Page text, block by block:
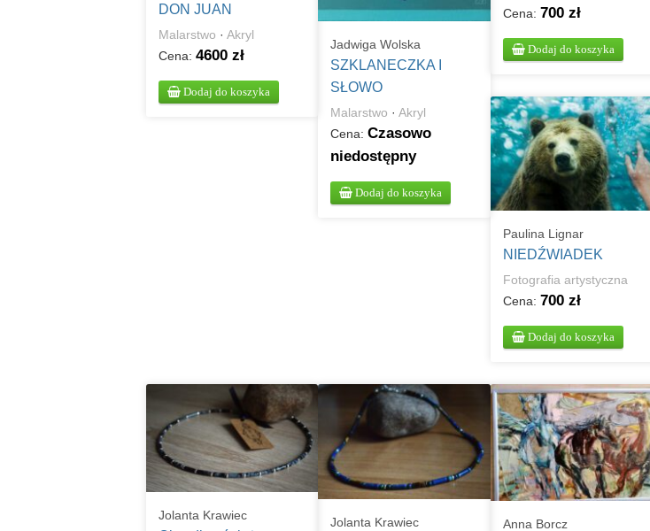
DON JUAN
Malarstwo · Akryl
Cena: 4600 zł
Dodaj do koszyka
Jadwiga Wolska
SZKLANECZKA I
SŁOWO
Malarstwo ·Akryl
Cena:Czasowo
niedostępny
Dodaj do koszyka
Cena:700 zł
Dodaj do koszyka
Paulina Lignar
NIEDŹWIADEK
Fotografia artystyczna
Cena:700 zł
Dodaj do koszyka
Jolanta Krawiec Jolanta Krawiec Anna Borcz